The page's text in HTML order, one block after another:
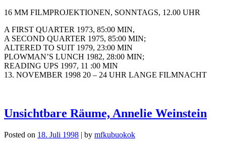
16 MM FILMPROJEKTIONEN, SONNTAGS, 12.00 UHR
A FIRST QUARTER 1973, 85:00 MIN,
A SECOND QUARTER 1975, 85:00 MIN;
ALTERED TO SUIT 1979, 23:00 MIN
PLOWMAN’S LUNCH 1982, 28:00 MIN;
READING UPS 1997, 11 :00 MIN
13. NOVEMBER 1998 20 – 24 UHR LANGE FILMNACHT
Unsichtbare Räume, Annelie Weinstein
Posted on 18. Juli 1998 | by mfkubuokok